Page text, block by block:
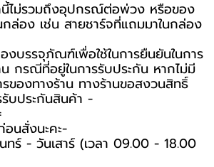
นี้ไม่รวมถึงอุปกรณ์ต่อพ่วง หรือของ
ล่อง เช่น สายชาร์จที่แถมมาในกล่อง
บรรจุภัณฑ์เพื่อใช้ในการยืนยันในการ
กรณีที่อยู่ในการรับประกัน หากไม่มี
ของทางร้าน ทางร้านขอสงวนสิทธิ์
บประกันสินค้า -️
นสั่งนะคะ-️
ร์ - วันเสาร์ (เวลา 09.00 - 18.00